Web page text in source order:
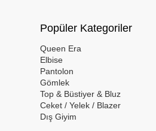
Popüler Kategoriler
Queen Era
Elbise
Pantolon
Gömlek
Top & Büstiyer & Bluz
Ceket / Yelek / Blazer
Dış Giyim